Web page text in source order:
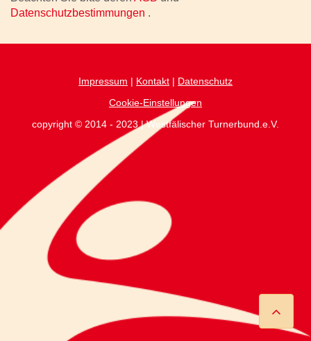
Datenschutzbestimmungen .
Impressum | Kontakt | Datenschutz
Cookie-Einstellungen
copyright © 2014 - 2023 | Westfälischer Turnerbund.e.V.